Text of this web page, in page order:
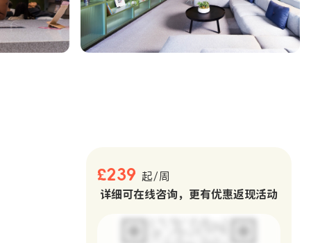
£239
起/周
详细可在线咨询，更有优惠返现活动